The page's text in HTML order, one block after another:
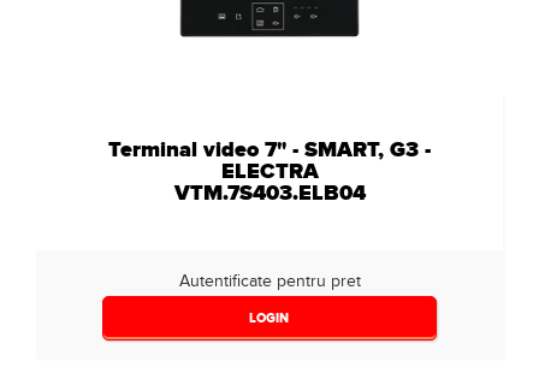
Terminal video 7" - SMART, G3 -
ELECTRA
VTM.7S403.ELB04
Autentificate pentru pret
LOGIN